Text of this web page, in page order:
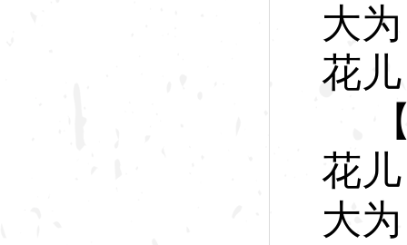
大
花
【
花
大